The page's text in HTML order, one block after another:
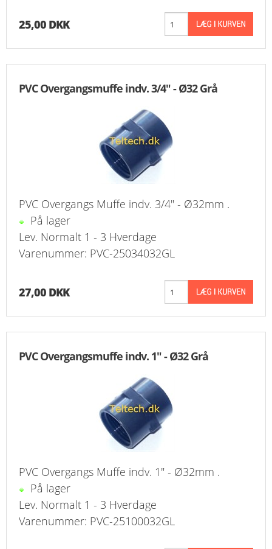
25,00 DKK
PVC Overgangsmuffe indv. 3/4" - Ø32 Grå
PVC Overgangs Muffe indv. 3/4" - Ø32mm .
På lager
Lev. Normalt 1 - 3 Hverdage
Varenummer: PVC-25034032GL
27,00 DKK
PVC Overgangsmuffe indv. 1" - Ø32 Grå
PVC Overgangs Muffe indv. 1" - Ø32mm .
På lager
Lev. Normalt 1 - 3 Hverdage
Varenummer: PVC-25100032GL